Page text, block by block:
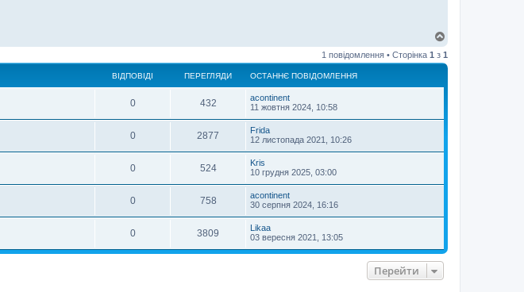
г
о
1 повідомлення • Сторінка 1 з 1
ВІДПОВІДІ ПЕРЕГЛЯДИ ОСТАННЄ ПОВІДОМЛЕННЯ
0 432
acontinent
11 жовтня 2024, 10:58
0 2877
Frida
12 листопада 2021, 10:26
0 524
Kris
10 грудня 2025, 03:00
0 758
acontinent
30 серпня 2024, 16:16
0 3809
Likaa
03 вересня 2021, 13:05
Перейти